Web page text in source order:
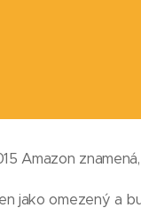
Amazon
jako omezený a